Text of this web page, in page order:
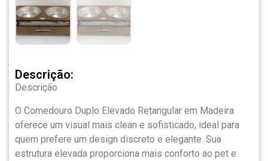
Descrição:
Descrição
O Comedouro Duplo Elevado Retangular em Madeira
oferece um visual mais clean e sofisticado, ideal para
quem prefere um design discreto e elegante. Sua
estrutura elevada proporciona mais conforto ao pet e